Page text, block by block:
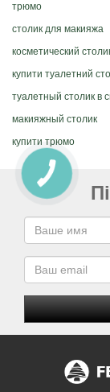
трюмо
столик для макияжа
косметический
купити туалетний
туалетный столик в
макияжный столик
купити трюмо